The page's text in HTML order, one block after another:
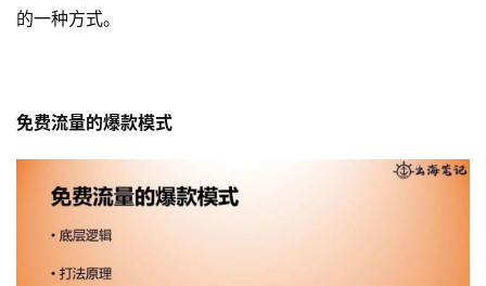
的一种方式。
免费流量的爆款模式